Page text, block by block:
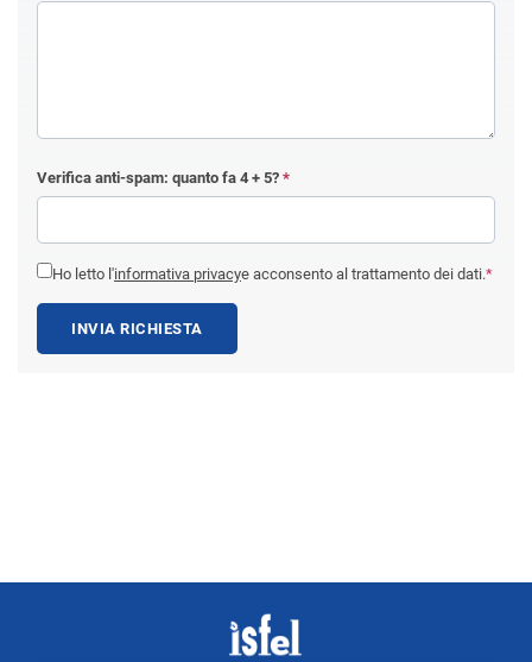
Verifica anti-spam: quanto fa 4 + 5? *
Ho letto l'informativa privacye acconsento al trattamento dei dati.*
INVIA RICHIESTA